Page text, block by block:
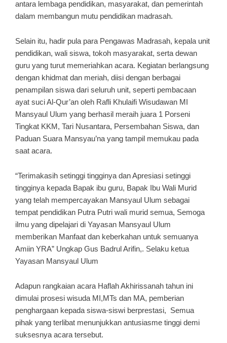
antara lembaga pendidikan, masyarakat, dan pemerintah
dalam membangun mutu pendidikan madrasah.
Selain itu, hadir pula para Pengawas Madrasah, kepala unit
pendidikan, wali siswa, tokoh masyarakat, serta dewan
guru yang turut memeriahkan acara. Kegiatan berlangsung
dengan khidmat dan meriah, diisi dengan berbagai
penampilan siswa dari seluruh unit, seperti pembacaan
ayat suci Al-Qur’an oleh Rafli Khulaifi Wisudawan MI
Mansyaul Ulum yang berhasil meraih juara 1 Porseni
Tingkat KKM, Tari Nusantara, Persembahan Siswa, dan
Paduan Suara Mansyau’na yang tampil memukau pada
saat acara.
“Terimakasih setinggi tingginya dan Apresiasi setinggi
tingginya kepada Bapak ibu guru, Bapak Ibu Wali Murid
yang telah mempercayakan Mansyaul Ulum sebagai
tempat pendidikan Putra Putri wali murid semua, Semoga
ilmu yang dipelajari di Yayasan Mansyaul Ulum
memberikan Manfaat dan keberkahan untuk semuanya
Amiin YRA” Ungkap Gus Badrul Arifin,. Selaku ketua
Yayasan Mansyaul Ulum
Adapun rangkaian acara Haflah Akhirissanah tahun ini
dimulai prosesi wisuda MI,MTs dan MA, pemberian
penghargaan kepada siswa-siswi berprestasi, Semua
pihak yang terlibat menunjukkan antusiasme tinggi demi
suksesnya acara tersebut.